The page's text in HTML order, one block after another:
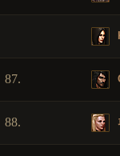
87.
88.